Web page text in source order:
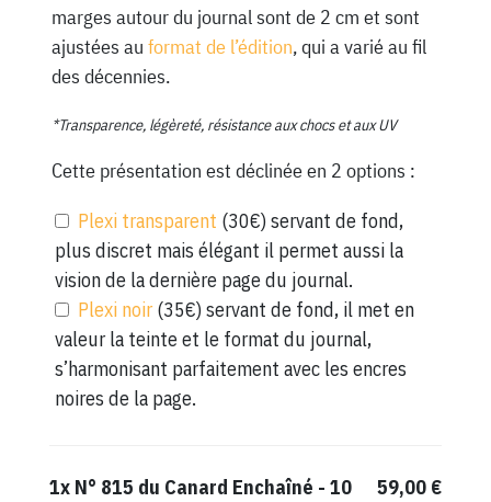
marges autour du journal sont de 2 cm et sont
ajustées au format de l’édition, qui a varié au fil
des décennies.
*Transparence, légèreté, résistance aux chocs et aux UV
Cette présentation est déclinée en 2 options :
Plexi transparent (30€) servant de fond,
plus discret mais élégant il permet aussi la
vision de la dernière page du journal.
Plexi noir (35€) servant de fond, il met en
valeur la teinte et le format du journal,
s’harmonisant parfaitement avec les encres
noires de la page.
1x N° 815 du Canard Enchaîné - 10
59,00 €